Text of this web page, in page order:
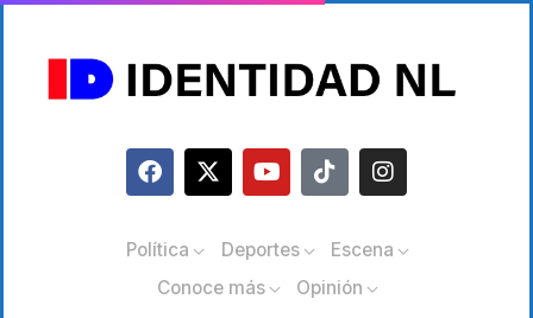
Política Deportes
Escena
Conoce más
Opinión